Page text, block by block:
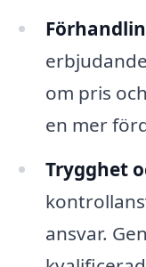
om pris
en mer
Trygghet
ansvar.